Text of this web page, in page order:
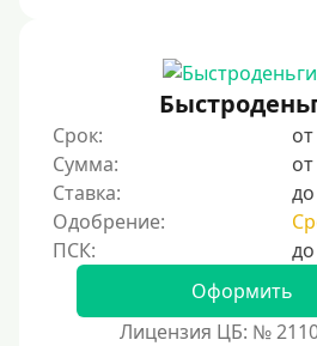
Срок:
Сумма:
Ставка:
Одобрение:
Оформить
Лицензия ЦБ: №